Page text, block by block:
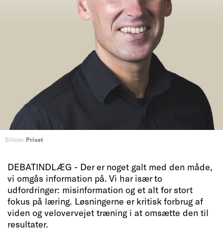
Billede: Privat
DEBATINDLÆG - Der er noget galt med den måde,
vi omgås information på. Vi har især to
udfordringer: misinformation og et alt for stort
fokus på læring. Løsningerne er kritisk forbrug af
viden og velovervejet træning i at omsætte den til
resultater.